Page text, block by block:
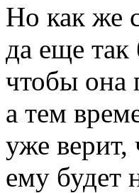
Но как же
да еще
чтобы она
а тем
уже
ему будет